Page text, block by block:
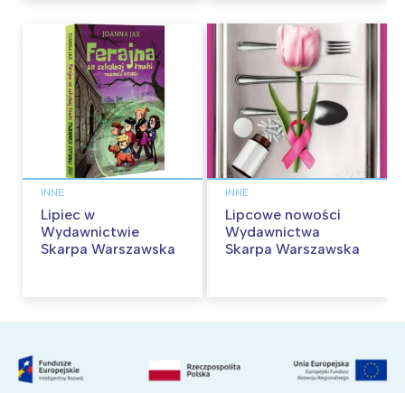
INNE
Lipiec w
Wydawnictwie
Skarpa Warszawska
INNE
Lipcowe nowości
Wydawnictwa
Skarpa Warszawska